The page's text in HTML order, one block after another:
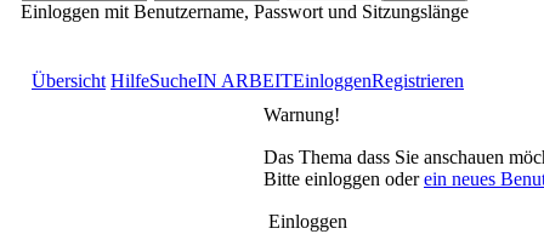
Einloggen mit Benutzername, Passwort und Sitzungslänge
Übersicht HilfeSucheIN ARBEITEinloggenRegistrieren
Warnung!
Das Thema dass Sie anschauen
Bitte einloggen oderein neues
Einloggen